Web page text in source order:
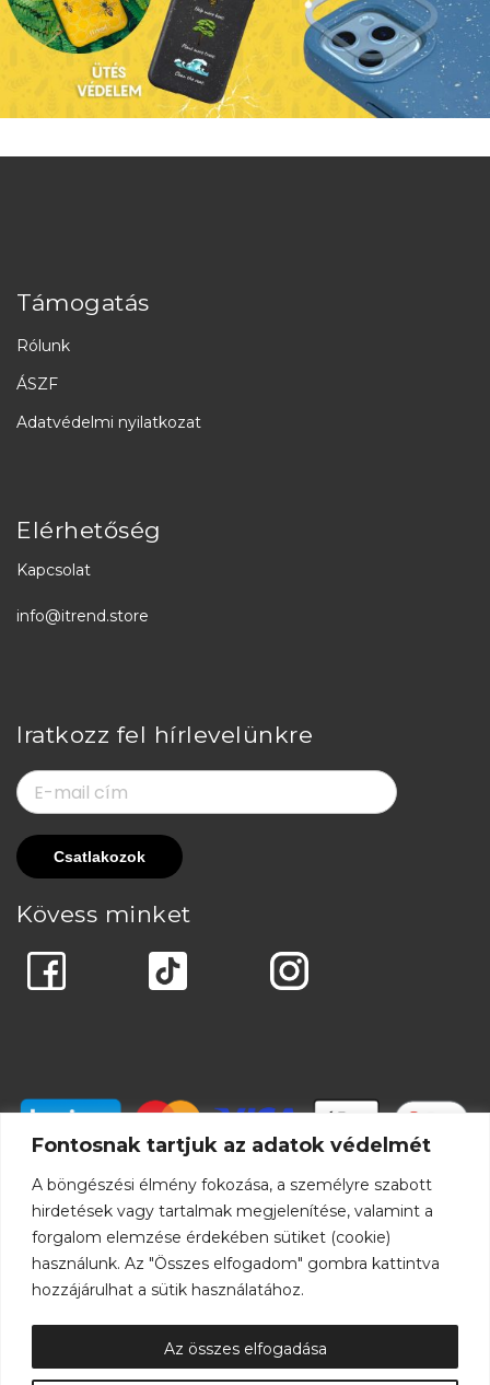
Fontosnak tartjuk az adatok védelmét
A böngészési élmény fokozása, a személyre szabott
hirdetések vagy tartalmak megjelenítése, valamint a
forgalom elemzése érdekében sütiket (cookie)
használunk. Az "Összes elfogadom" gombra kattintva
hozzájárulhat a sütik használatához.
Az összes elfogadása
Támogatás
Rólunk
ÁSZF
Adatvédelmi nyilatkozat
Elérhetőség
Kapcsolat
info@itrend.store
Iratkozz fel hírlevelünkre
Kövess minket